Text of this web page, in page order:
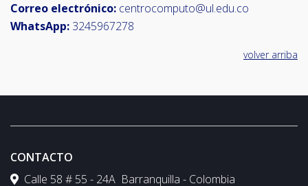
Correo electrónico: centrocomputo@ul.edu.co
WhatsApp: 3245967278
volver arriba
CONTACTO
Calle 58 # 55 - 24A Barranquilla - Colombia